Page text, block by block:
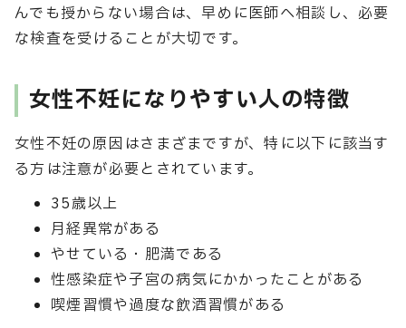
んでも授からない場合は、早めに医師へ相談し、必要
な検査を受けることが大切です。
女性不妊になりやすい人の特徴
女性不妊の原因はさまざまですが、特に以下に該当す
る方は注意が必要とされています。
35歳以上
月経異常がある
やせている・肥満である
性感染症や子宮の病気にかかったことがある
喫煙習慣や過度な飲酒習慣がある